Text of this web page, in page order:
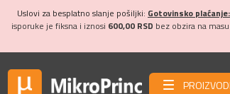
Uslovi za besplatno slanje pošiljki: Gotovinsko plaćanje:
isporuke je fiksna i iznosi 600,00 RSD bez obzira na
PROIZVODI